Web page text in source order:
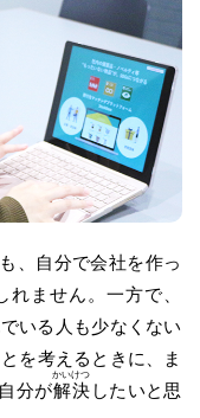
、自分で会社を作っ
ません。一方で、
でいる人も少なくない
を考えるときに、ま
分が解
かい
決
けつ
したいと思